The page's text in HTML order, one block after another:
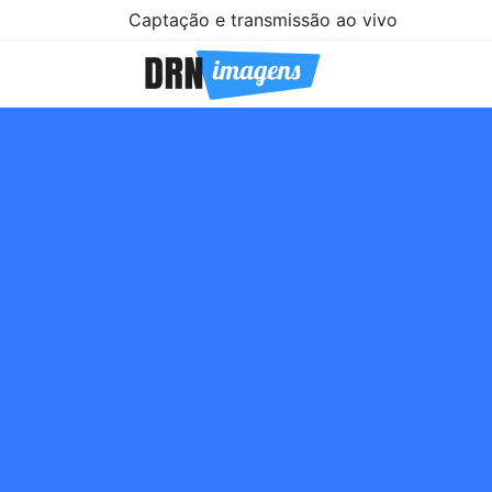
Captação e transmissão ao vivo